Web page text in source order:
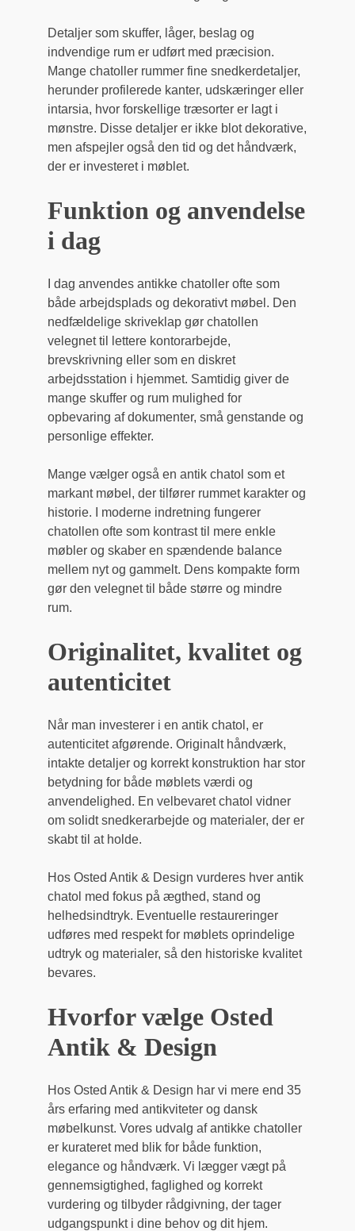
Detaljer som skuffer, låger, beslag og
indvendige rum er udført med præcision.
Mange chatoller rummer fine snedkerdetaljer,
herunder profilerede kanter, udskæringer eller
intarsia, hvor forskellige træsorter er lagt i
mønstre. Disse detaljer er ikke blot dekorative,
men afspejler også den tid og det håndværk,
der er investeret i møblet.
Funktion og anvendelse
i dag
I dag anvendes antikke chatoller ofte som
både arbejdsplads og dekorativt møbel. Den
nedfældelige skriveklap gør chatollen
velegnet til lettere kontorarbejde,
brevskrivning eller som en diskret
arbejdsstation i hjemmet. Samtidig giver de
mange skuffer og rum mulighed for
opbevaring af dokumenter, små genstande og
personlige effekter.
Mange vælger også en antik chatol som et
markant møbel, der tilfører rummet karakter og
historie. I moderne indretning fungerer
chatollen ofte som kontrast til mere enkle
møbler og skaber en spændende balance
mellem nyt og gammelt. Dens kompakte form
gør den velegnet til både større og mindre
rum.
Originalitet, kvalitet og
autenticitet
Når man investerer i en antik chatol, er
autenticitet afgørende. Originalt håndværk,
intakte detaljer og korrekt konstruktion har stor
betydning for både møblets værdi og
anvendelighed. En velbevaret chatol vidner
om solidt snedkerarbejde og materialer, der er
skabt til at holde.
Hos Osted Antik & Design vurderes hver antik
chatol med fokus på ægthed, stand og
helhedsindtryk. Eventuelle restaureringer
udføres med respekt for møblets oprindelige
udtryk og materialer, så den historiske kvalitet
bevares.
Hvorfor vælge Osted
Antik & Design
Hos Osted Antik & Design har vi mere end 35
års erfaring med antikviteter og dansk
møbelkunst. Vores udvalg af antikke chatoller
er kurateret med blik for både funktion,
elegance og håndværk. Vi lægger vægt på
gennemsigtighed, faglighed og korrekt
vurdering og tilbyder rådgivning, der tager
udgangspunkt i dine behov og dit hjem.